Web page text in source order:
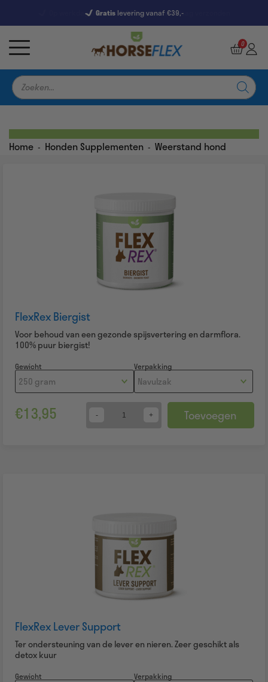
Gratislevering vanaf €39,-
9,5 7246 Reviews
Producten
zoeken
0
Home - Honden Supplementen - Weerstand hond
FlexRex Biergist
Voor behoud van een gezonde spijsvertering en darmflora.
100% puur biergist!
Gewicht Verpakking
€13,95 Quantity Toevoegen
FlexRex Lever Support
Ter ondersteuning van de lever en nieren. Zeer geschikt als
detox kuur
Gewicht Verpakking